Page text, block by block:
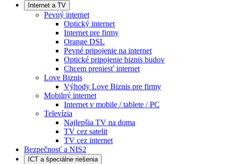
Internet a TV
Pevný internet
Optický internet
Internet pre firmy
Orange DSL
Pevné pripojenie na internet
Optické pripojenie biznis budov
Chcem preniesť internet
Love Biznis
Výhody Love Biznis pre firmy
Mobilný internet
Internet v mobile / tablete / PC
Televízia
Najlepšia TV na doma
TV cez satelit
TV cez internet
Bezpečnosť a NIS2
ICT a špeciálne riešenia